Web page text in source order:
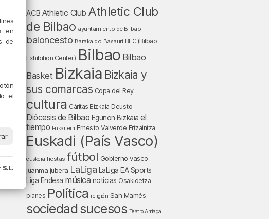
ACB Athletic Club Athletic Club
de Bilbao ayuntamiento de Bilbao
baloncesto Barakaldo Basauri BEC (Bilbao
Exhibition Center) Bilbao Bilbao
Basket Bizkaia Bizkaia y
sus comarcas Copa del Rey
cultura Cáritas Bizkaia Deusto
Diócesis de Bilbao Egunon Bizkaia el
tiempo Enkarterri Ernesto Valverde Ertzaintza
Euskadi (País Vasco)
euskera fiestas fútbol Gobierno vasco
juanma jubera LaLiga LaLiga EA Sports
Liga Endesa música noticias Osakidetza
planes Política religión San Mamés
sociedad sucesos Teatro Arriaga
en
de
el
S.L.